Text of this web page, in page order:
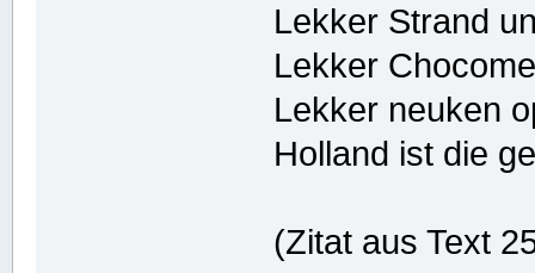
Lekker Strand
Lekker
Lekker neuken
Holland ist die
(Zitat aus Text